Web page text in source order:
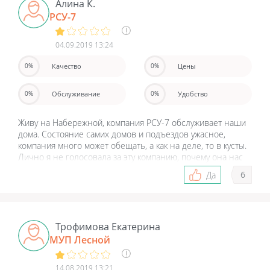
тренажеры на любой вкус. Построят паркинг, так как
машин будет очень много. Транспортная доступность -
электричка до Пушкино в 20 минут пешком, или маршрутка
с 6-22:00 ходит, есть даже бесплатная маршрутка
пассажиров. Думаю, еще долго продлится строительство и
Алина К.
РСУ-7
04.09.2019 13:24
0% Качество 0% Цены
0% Обслуживание 0% Удобство
Живу на Набережной, компания РСУ-7 обслуживает наши
дома. Состояние самих домов и подъездов ужасное,
компания много может обещать, а как на деле, то в кусты.
Лично я не голосовала за эту компанию, почему она нас
обслуживает? До руководства нельзя достучаться, людей
игнорируют. Правда квитанции приходят регулярно.
Да 6
Трофимова Екатерина
МУП Лесной
14.08.2019 13:21